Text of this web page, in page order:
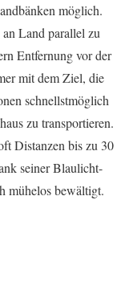
möglich.
Land parallel zu
Entfernung vor der
mit dem Ziel, die
schnellstmöglich
zu transportieren.
Distanzen bis zu 30
seiner Blaulicht-
mühelos bewältigt.